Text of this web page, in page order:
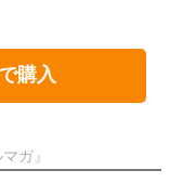
購入
ガ』